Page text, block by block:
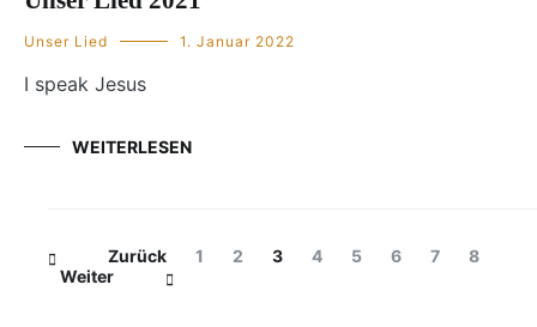
Unser Lied 1. Januar 2022
I speak Jesus
WEITERLESEN
Beitragsnavigation
Zurück Seite
1 Seite
2 Seite
3 Seite
4 Seite
5 Seite
6 Seite
7 Seite
8
Weiter